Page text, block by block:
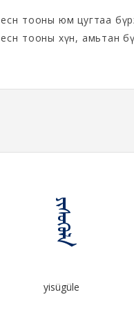
есөн тооны юм цугтаа
есөн тооны хүн, амьтан
ᠶᠢᠰᠦᠭᠦᠯᠡ
yisügüle